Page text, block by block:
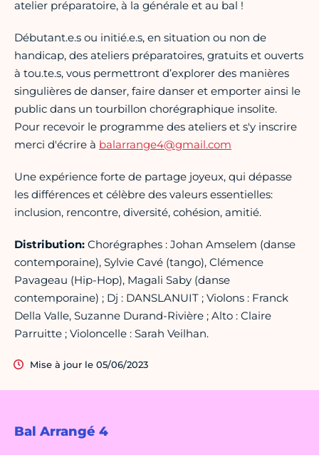
Bal Arrangé 4
atelier préparatoire, à la générale et au bal !
Débutant.e.s ou initié.e.s, en situation ou non de
handicap, des ateliers préparatoires, gratuits et ouverts
à tou.te.s, vous permettront d’explorer des manières
singulières de danser, faire danser et emporter ainsi le
public dans un tourbillon chorégraphique insolite.
Pour recevoir le programme des ateliers et s'y inscrire
merci d'écrire à balarrange4@gmail.com
Une expérience forte de partage joyeux, qui dépasse
les différences et célèbre des valeurs essentielles:
inclusion, rencontre, diversité, cohésion, amitié.
Distribution: Chorégraphes : Johan Amselem (danse
contemporaine), Sylvie Cavé (tango), Clémence
Pavageau (Hip-Hop), Magali Saby (danse
contemporaine) ; Dj : DANSLANUIT ; Violons : Franck
Della Valle, Suzanne Durand-Rivière ; Alto : Claire
Parruitte ; Violoncelle : Sarah Veilhan.
Mise à jour le 05/06/2023